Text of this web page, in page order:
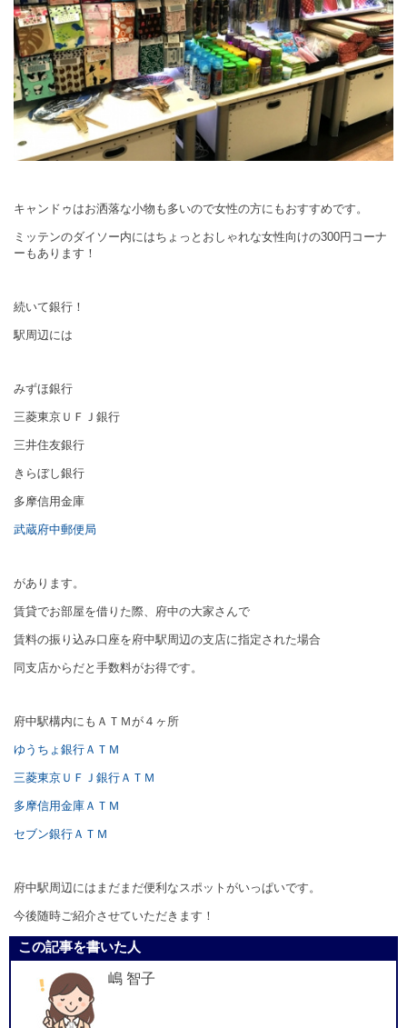
キャンドゥはお洒落な小物も多いので女性の方にもおすすめです。
ミッテンのダイソー内にはちょっとおしゃれな女性向けの300円コーナ
ーもあります！
続いて銀行！
駅周辺には
みずほ銀行
三菱東京ＵＦＪ銀行
三井住友銀行
きらぼし銀行
多摩信用金庫
武蔵府中郵便局
があります。
賃貸でお部屋を借りた際、府中の大家さんで
賃料の振り込み口座を府中駅周辺の支店に指定された場合
同支店からだと手数料がお得です。
府中駅構内にもＡＴＭが４ヶ所
ゆうちょ銀行ＡＴＭ
三菱東京ＵＦＪ銀行ＡＴＭ
多摩信用金庫ＡＴＭ
セブン銀行ＡＴＭ
府中駅周辺にはまだまだ便利なスポットがいっぱいです。
今後随時ご紹介させていただきます！
この記事を書いた人
嶋 智子